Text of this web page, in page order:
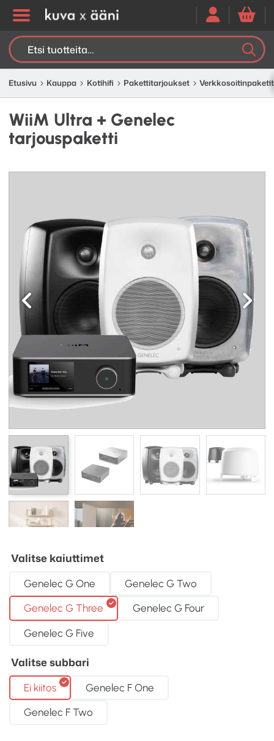
Etsi:
Etusivu Kauppa Kotihifi Paketti­­­tarjoukset Verkko­soitin­­paketit
WiiM Ultra + Genelec
tarjouspaketti
Edellinen
Valitse kaiuttimet
Genelec G One Genelec G Two
Genelec G Three Genelec G Four
Genelec G Five
Valitse subbari
Ei kiitos Genelec F One
Genelec F Two